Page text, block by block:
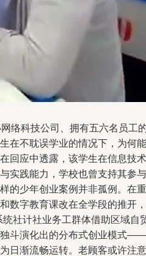
络科技公司、拥有五六名员工
在不耽误学业的情况下，为何能
回应中透露，该学生在信息技术
实践能力，学校也曾支持其参与
的少年创业案例并非孤例。在重
数字教育课改在全学段的推开，
社计社业务工群体借助区域自
斗演化出的分布式创业模式——
日渐流畅运转。老顾客或许注意